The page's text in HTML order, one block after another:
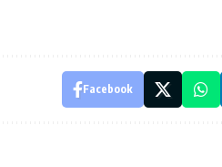
Facebook